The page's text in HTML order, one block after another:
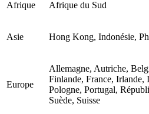
Afrique Afrique du Sud
Asie Hong Kong, Indonésie,
Europe
Allemagne, Autriche,
Finlande, France, Irlande,
Pologne, Portugal,
Suède, Suisse